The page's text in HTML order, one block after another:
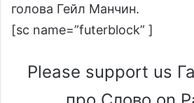
голова Гейл Манчин.
[sc name=”futerblock” ]
Please support us